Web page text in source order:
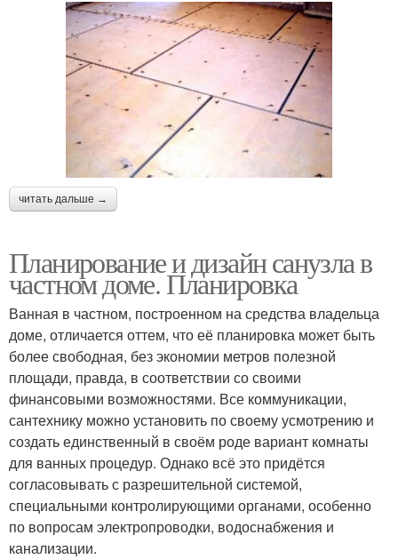
читать дальше →
Планирование и дизайн санузла в
частном доме. Планировка
Ванная в частном, построенном на средства владельца
доме, отличается оттем, что её планировка может быть
более свободная, без экономии метров полезной
площади, правда, в соответствии со своими
финансовыми возможностями. Все коммуникации,
сантехнику можно установить по своему усмотрению и
создать единственный в своём роде вариант комнаты
для ванных процедур. Однако всё это придётся
согласовывать с разрешительной системой,
специальными контролирующими органами, особенно
по вопросам электропроводки, водоснабжения и
канализации.